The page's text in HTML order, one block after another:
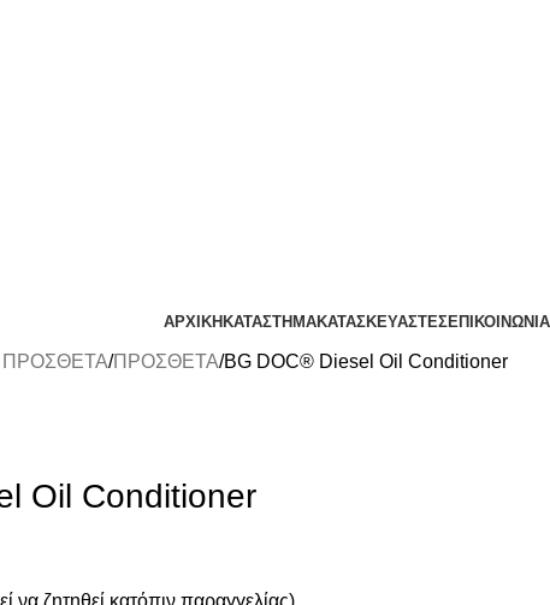
ΑΡΧΙΚΗΚΑΤΑΣΤΗΜΑΚΑΤΑΣΚΕΥΑΣΤΕΣΕΠΙΚΟΙΝΩΝΙΑ
ΠΡΟΣΘΕΤΑ ΠΡΟΣΘΕΤΑ BG DOC® Diesel Oil Conditioner
Oil Conditioner
να ζητηθεί κατόπιν παραγγελίας)